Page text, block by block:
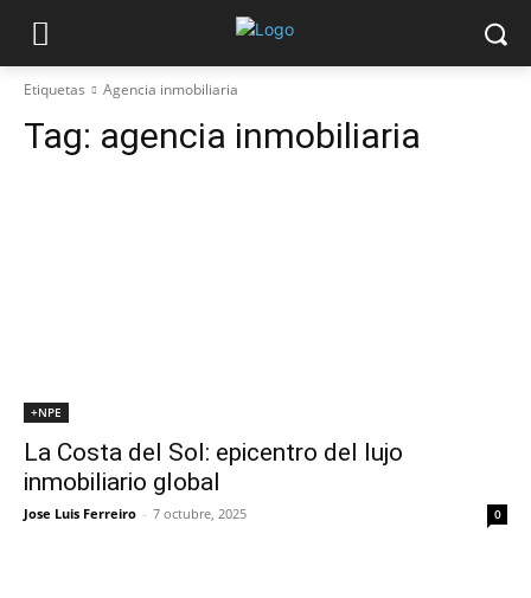
Etiquetas Agencia inmobiliaria
Tag: agencia inmobiliaria
+NPE
La Costa del Sol: epicentro del lujo
inmobiliario global
Jose Luis Ferreiro - 7 octubre, 2025 0